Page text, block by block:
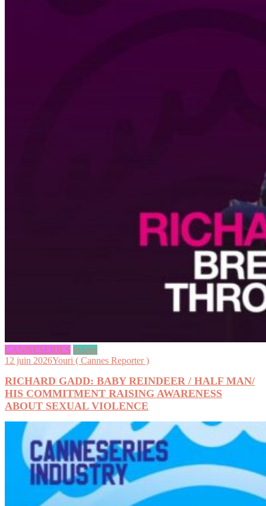
CANNESERIES videos
12 juin 2026Youri ( Cannes Reporter )
RICHARD GADD: BABY REINDEER / HALF MAN/
HIS COMMITMENT RAISING AWARENESS
ABOUT SEXUAL VIOLENCE